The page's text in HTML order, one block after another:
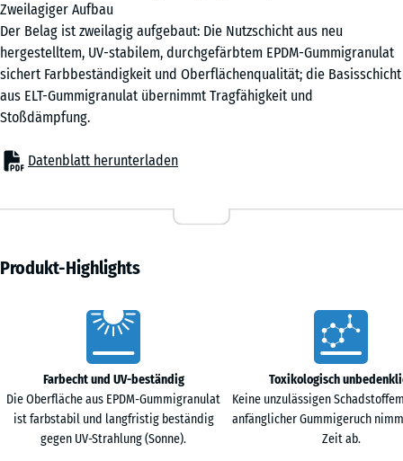
Zweilagiger Aufbau
Der Belag ist zweilagig aufgebaut: Die Nutzschicht aus neu
hergestelltem, UV-stabilem, durchgefärbtem EPDM-Gummigranulat
sichert Farbbeständigkeit und Oberflächenqualität; die Basisschicht
aus ELT-Gummigranulat übernimmt Tragfähigkeit und
Stoßdämpfung.
Datenblatt herunterladen
Produkt-Highlights
Farbecht und UV-beständig
Die Oberfläche aus EPDM-Gummigranulat
ist farbstabil und langfristig beständig
gegen UV-Strahlung (Sonne).
Toxikologisch
Keine unzulässigen
anfänglicher Gummigeruch
Zeit ab.